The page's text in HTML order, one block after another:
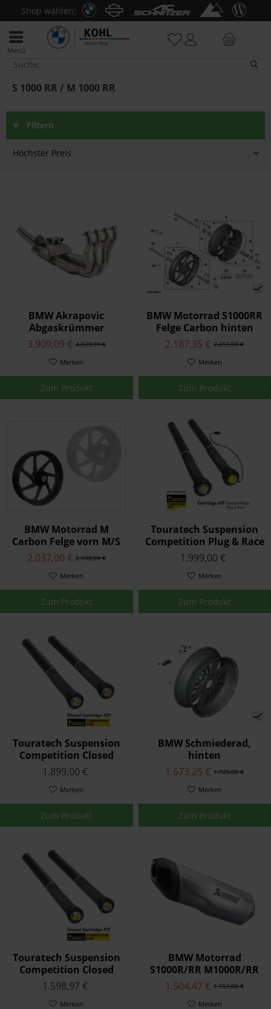
Shop wählen:
Menü
S 1000 RR / M 1000 RR
S 1000 RR / M 1000 RR
Filtern
BMW Akrapovic
Abgaskrümmer
S/M1000RR4.029,99 €
3.909,09 €
Merken
Zum Produkt
BMW Motorrad S1000RR
Felge Carbon hinten
2.255,00 €
2.187,35 €
Merken
Zum Produkt
BMW Motorrad M
Carbon Felge vorn M/S
1000 R/RR2.100,00 €
2.037,00 €
Merken
Zum Produkt
Touratech Suspension
Competition Plug & Race
Cartridge für BMW
S1000RR ab 2015
1.999,00 €
Merken
Zum Produkt
Touratech Suspension
Competition Closed
Cartridge für BMW
S1000RR ab 2015
1.899,00 €
Merken
Zum Produkt
BMW Schmiederad,
hinten
1.725,00 €
1.673,25 €
Merken
Zum Produkt
Touratech Suspension
Competition Closed
Cartridge für BMW
S1000RR 2009-2014
1.598,97 €
Merken
BMW Motorrad
S1000R/RR M1000R/RR
Akrapovic
Sportschalldämpfer
1.551,00 €
1.504,47 €
Merken